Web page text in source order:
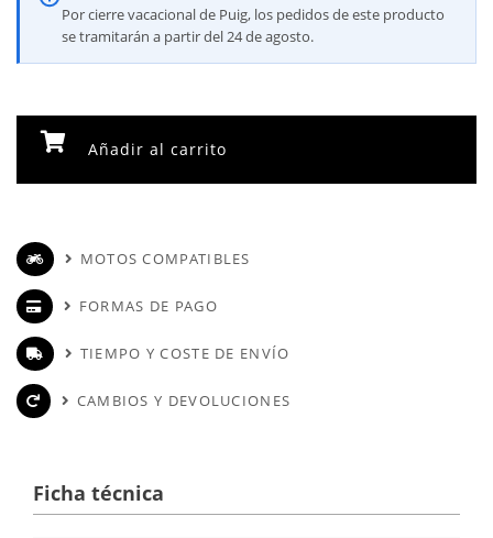
Por cierre vacacional de Puig, los pedidos de este producto
se tramitarán a partir del 24 de agosto.
Añadir al carrito
MOTOS COMPATIBLES
FORMAS DE PAGO
TIEMPO Y COSTE DE ENVÍO
CAMBIOS Y DEVOLUCIONES
Ficha técnica